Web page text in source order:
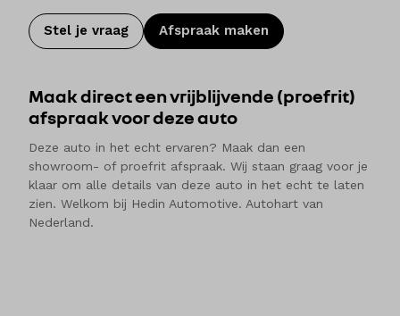
Stel je vraag Afspraak maken
Maak direct een vrijblijvende (proefrit)
afspraak voor deze auto
Deze auto in het echt ervaren? Maak dan een
showroom- of proefrit afspraak. Wij staan graag voor je
klaar om alle details van deze auto in het echt te laten
zien. Welkom bij Hedin Automotive. Autohart van
Nederland.